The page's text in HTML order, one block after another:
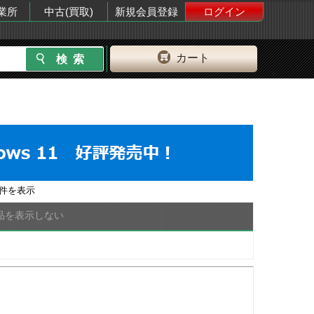
所 中古(買取) 新規会員登録
ログイン
カート
を表示
を表示しない